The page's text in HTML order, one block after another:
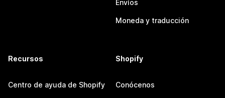
Envíos
Moneda y traducción
Recursos
Centro de ayuda de Shopify
Shopify
Conócenos